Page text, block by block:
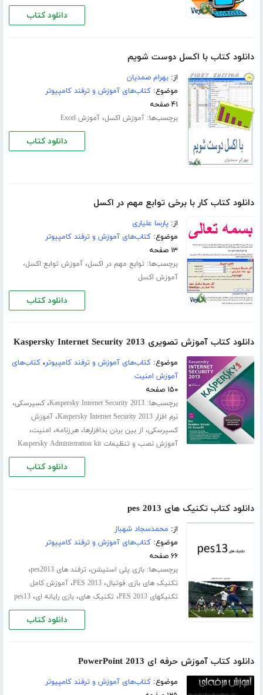
دانلود کتاب
دانلود کتاب با اکسل دوست شویم
از:بهرام صمدیان
موضوع:کتاب‌های آموزش و ترفند کامپیوتر
۴۱ صفحه
برچسب‌ها:آموزش اکسل،آموزش Excel
دانلود کتاب
دانلود کتاب کار با برخی توابع مهم در اکسل
از:پارسا علیاری
موضوع:کتاب‌های آموزش و ترفند کامپیوتر
۱۳ صفحه
برچسب‌ها: توابع مهم در اکسل،آموزش توابع اکسل،
آموزش اکسل
دانلود کتاب
دانلود کتاب آموزش تصویری Kaspersky Internet Security 2013
موضوع:کتاب‌های آموزش و ترفند کامپیوتر،کتاب‌های
آموزش امنیت
۱۵۰ صفحه
برچسب‌ها:Kaspersky Internet Security 2013،کسپرسکی،
نرم افزار Kaspersky Internet Security 2013 ،آموزش
کسپرسکی، از بین بردن بدافزارها،هرزنامه، امنیت،
آموزش نصب و تنظیمات Kaspersky Administration kit
دانلود کتاب
دانلود کتاب تکنیک های pes 2013
از: محمدسجاد شهباز
موضوع:کتاب‌های آموزش و ترفند کامپیوتر
۶۶ صفحه
برچسب‌ها:بازی پلی استیشن، ترفند های pes2013 ،
تکنیک های بازی فوتبال،PES 2013،آموزش کامل
تکنیکهای PES 2013
، تکنیک های،بازی رایانه ای،pes13
دانلود کتاب
دانلود کتاب آموزش حرفه ای PowerPoint 2013
موضوع:کتاب‌های آموزش و ترفند کامپیوتر